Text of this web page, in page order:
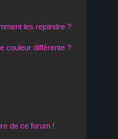
les rejoindre ?
couleur différente ?
de ce forum !